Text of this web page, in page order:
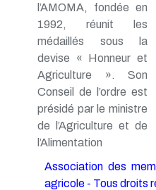
l’AMOMA, fondée en
1992, réunit les
médaillés sous la
devise « Honneur et
Agriculture ». Son
Conseil de l’ordre est
présidé par le ministre
de l’Agriculture et de
l’Alimentation
Association des
agricole - Tous droits